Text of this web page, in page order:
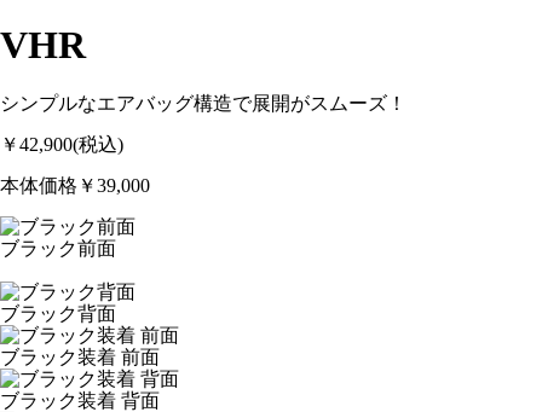
VHR
シンプルなエアバッグ構造で展開がスムーズ！
￥42,900(税込)
本体価格￥39,000
ブラック前面
ブラック背面
ブラック装着 前面
ブラック装着 背面